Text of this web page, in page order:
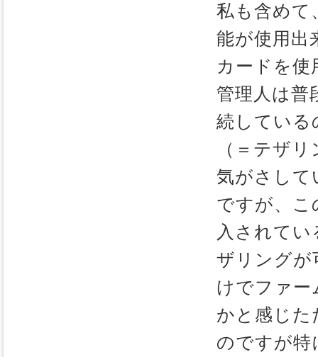
私も含めて
能が使用出
カードを
管理人は普
続している
（＝テザ
気がさして
ですが、こ
入されて
ザリングが
けでファ
かと感じた
のですが特